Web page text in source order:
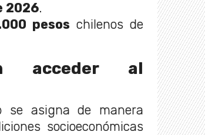
2026.
pesos chilenos de
acceder al
se asigna de manera
socioeconómicas